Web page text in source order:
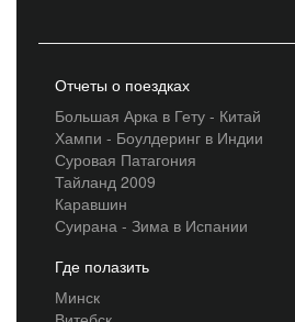
Отчеты о поездках
Большая Арка в Гету - Китай
Хампи - Боулдеринг в Индии
Суровая Патагония
Тайланд 2009
Каравшин
Суирана - Зима в Испании
Где полазить
Минск